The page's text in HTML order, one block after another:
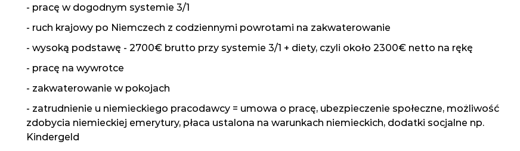
- pracę w dogodnym systemie 3/1
- ruch krajowy po Niemczech z codziennymi powrotami na zakwaterowanie
- wysoką podstawę - 2700€ brutto przy systemie 3/1 + diety, czyli około 2300€ netto na rękę
- pracę na wywrotce
- zakwaterowanie w pokojach
- zatrudnienie u niemieckiego pracodawcy = umowa o pracę, ubezpieczenie społeczne, możliwość
zdobycia niemieckiej emerytury, płaca ustalona na warunkach niemieckich, dodatki socjalne np.
Kindergeld